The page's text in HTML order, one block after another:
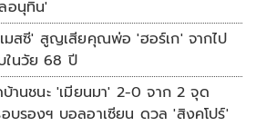
อนุทิน'
มสซี' สูญเสียคุณพ่อ 'ฮอร์เก' จากไป
ในวัย 68 ปี
บ้านชนะ 'เมียนมา' 2-0 จาก 2 จุด
อบรองฯ บอลอาเซียน ดวล 'สิงคโปร์'